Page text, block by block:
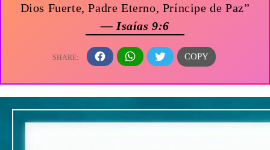
Dios Fuerte, Padre Eterno, Príncipe de Paz”
— Isaías 9:6